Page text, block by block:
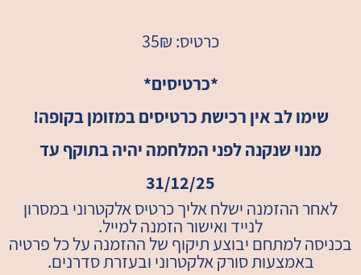
כרטיס: 35₪
*כרטיסים*
שימו לב אין רכישת כרטיסים במזומן בקופה!
מנוי שנקנה לפני המלחמה יהיה בתוקף עד
31/12/25
לאחר ההזמנה ישלח אליך כרטיס אלקטרוני במסרון
לנייד ואישור הזמנה למייל.
בכניסה למתחם יבוצע תיקוף של ההזמנה על כל פרטיה
באמצעות סורק אלקטרוני ובעזרת סדרנים.